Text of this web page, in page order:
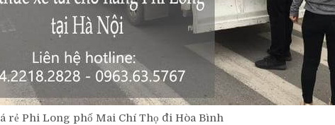
rẻ Phi Long phố Mai Chí Thọ đi Hòa Bình